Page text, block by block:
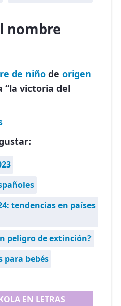
nombre
de niño de origen
“la victoria del
tendencias en países
peligro de extinción?
para bebés
EN LETRAS